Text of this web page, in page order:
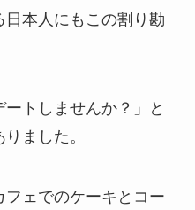
本人にもこの割り勘
トしませんか？」と
ました。
ェでのケーキとコー